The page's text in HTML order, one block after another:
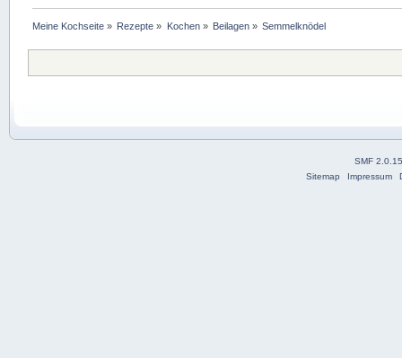
Meine Kochseite » Rezepte » Kochen» Beilagen » Semmelknödel
SMF
Sitemap
Impressum